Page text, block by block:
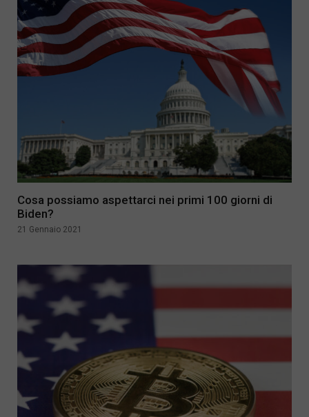
Cosa possiamo aspettarci nei primi 100 giorni di
Biden?
21 Gennaio 2021